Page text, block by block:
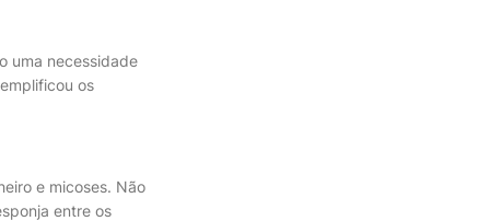
uma necessidade
os
e micoses. Não
entre os